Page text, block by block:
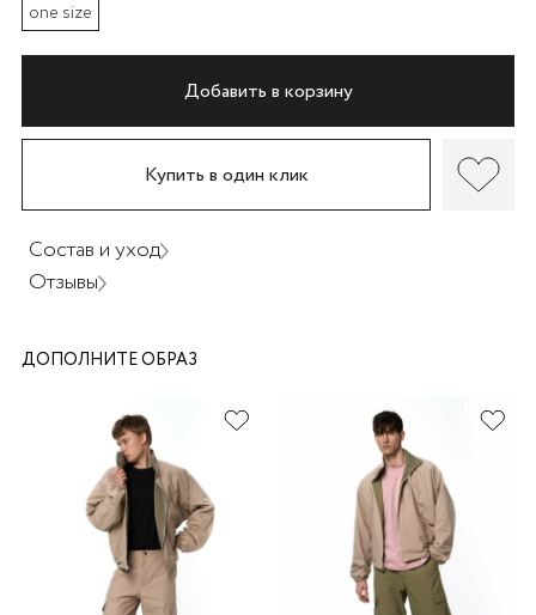
one size
Добавить в корзину
Купить в один клик
Состав и уход
Отзывы
ДОПОЛНИТЕ ОБРАЗ